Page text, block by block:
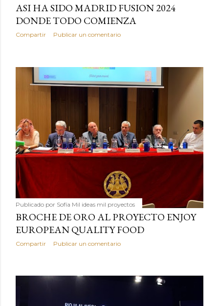
ASI HA SIDO MADRID FUSION 2024
DONDE TODO COMIENZA
Compartir Publicar un comentario
Publicado por Sofía Mil ideas mil proyectos
BROCHE DE ORO AL PROYECTO ENJOY
EUROPEAN QUALITY FOOD
Compartir Publicar un comentario